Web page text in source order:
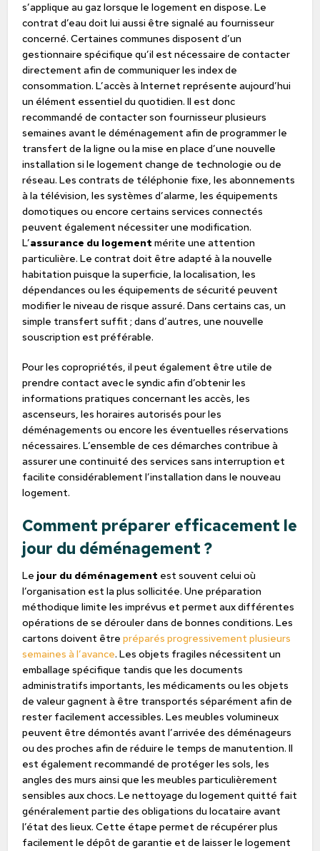
s’applique au gaz lorsque le logement en dispose. Le
contrat d’eau doit lui aussi être signalé au fournisseur
concerné. Certaines communes disposent d’un
gestionnaire spécifique qu’il est nécessaire de contacter
directement afin de communiquer les index de
consommation. L’accès à Internet représente aujourd’hui
un élément essentiel du quotidien. Il est donc
recommandé de contacter son fournisseur plusieurs
semaines avant le déménagement afin de programmer le
transfert de la ligne ou la mise en place d’une nouvelle
installation si le logement change de technologie ou de
réseau. Les contrats de téléphonie fixe, les abonnements
à la télévision, les systèmes d’alarme, les équipements
domotiques ou encore certains services connectés
peuvent également nécessiter une modification.
L’assurance du logement mérite une attention
particulière. Le contrat doit être adapté à la nouvelle
habitation puisque la superficie, la localisation, les
dépendances ou les équipements de sécurité peuvent
modifier le niveau de risque assuré. Dans certains cas, un
simple transfert suffit ; dans d’autres, une nouvelle
souscription est préférable.
Pour les copropriétés, il peut également être utile de
prendre contact avec le syndic afin d’obtenir les
informations pratiques concernant les accès, les
ascenseurs, les horaires autorisés pour les
déménagements ou encore les éventuelles réservations
nécessaires. L’ensemble de ces démarches contribue à
assurer une continuité des services sans interruption et
facilite considérablement l’installation dans le nouveau
logement.
Comment préparer efficacement le
jour du déménagement ?
Le jour du déménagement est souvent celui où
l’organisation est la plus sollicitée. Une préparation
méthodique limite les imprévus et permet aux différentes
opérations de se dérouler dans de bonnes conditions. Les
cartons doivent êtrepréparés progressivement plusieurs
semaines à l’avance. Les objets fragiles nécessitent un
emballage spécifique tandis que les documents
administratifs importants, les médicaments ou les objets
de valeur gagnent à être transportés séparément afin de
rester facilement accessibles. Les meubles volumineux
peuvent être démontés avant l’arrivée des déménageurs
ou des proches afin de réduire le temps de manutention. Il
est également recommandé de protéger les sols, les
angles des murs ainsi que les meubles particulièrement
sensibles aux chocs. Le nettoyage du logement quitté fait
généralement partie des obligations du locataire avant
l’état des lieux. Cette étape permet de récupérer plus
facilement le dépôt de garantie et de laisser le logement